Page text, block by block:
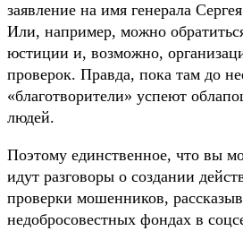
заявление на имя генерала
Или, например, можно
юстиции и, возможно,
проверок. Правда, пока там до
«благотворители» успеют
людей.
Поэтому единственное, что вы
идут разговоры о создании
проверки мошенников,
недобросовестных фондах в